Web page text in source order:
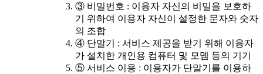
③ 비밀번호 : 이용자 자신의 비밀을 보호하
기 위하여 이용자 자신이 설정한 문자와 숫자
의 조합
④ 단말기 : 서비스 제공을 받기 위해 이용자
가 설치한 개인용 컴퓨터 및 모뎀 등의 기기
⑤ 서비스 이용 : 이용자가 단말기를 이용하